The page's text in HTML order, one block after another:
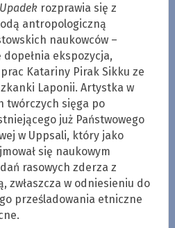
Upadekrozprawia się z
antropologiczną
naukowców –
ekspozycja,
Katariny Pirak Sikku ze
Laponii. Artystka w
twórczych sięga po
już Państwowego
w Uppsali, który jako
się naukowym
rasowych zderza z
zwłaszcza w odniesieniu do
prześladowania etniczne